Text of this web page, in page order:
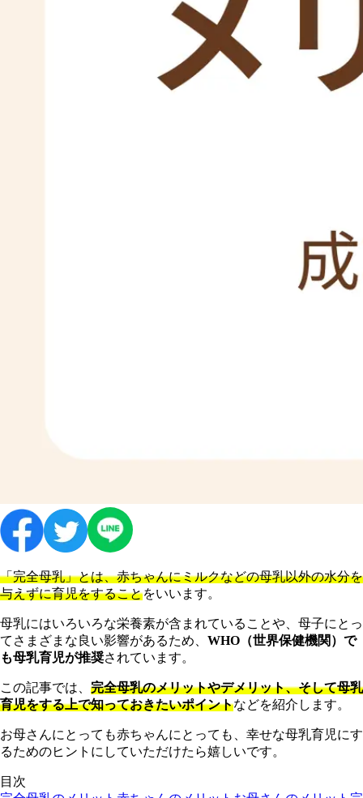
「完全母乳」とは、赤ちゃんにミルクなどの母乳以外の水分を
与えずに育児をすることをいいます。
母乳にはいろいろな栄養素が含まれていることや、母子にとっ
てさまざまな良い影響があるため、 WHO（世界保健機関）で
も母乳育児が推奨されています。
この記事では、 完全母乳のメリットやデメリット、そして母乳
育児をする上で知っておきたいポイントなどを紹介します。
お母さんにとっても赤ちゃんにとっても、幸せな母乳育児にす
るためのヒントにしていただけたら嬉しいです。
目次